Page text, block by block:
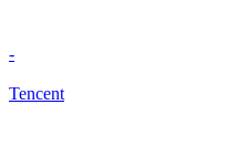
-
Tencent